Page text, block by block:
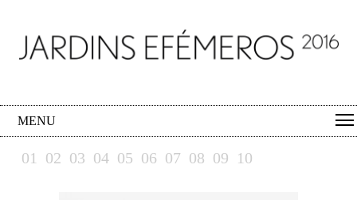
MENU
01 02 03 04 05 06 07 08 09 10